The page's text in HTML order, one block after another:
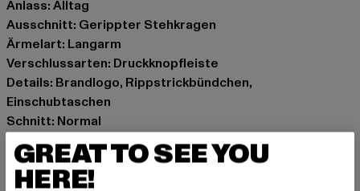
Anlass: Alltag
Ausschnitt: Gerippter Stehkragen
Ärmelart: Langarm
Verschlussarten: Druckknopfleiste
Details: Brandlogo, Rippstrickbündchen,
Einschubtaschen
Schnitt: Normal
Marke: Fubu
Kat.: College Jacken
Farbe: rot
GREAT TO SEE YOU
HERE!